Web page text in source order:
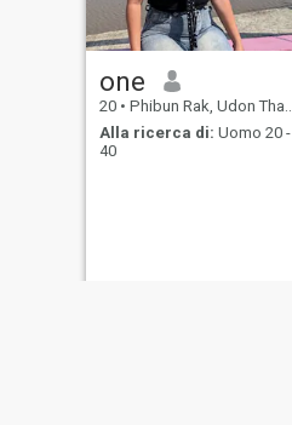
one
20 • Phibun Rak, Udon Thani, Thailandia
Alla ricerca di: Uomo 20 -
40